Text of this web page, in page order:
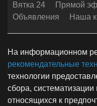
Вятка 24
Прямой
Объявления
Наша
На информационном
рекомендательные
технологии
сбора,
относящихся к